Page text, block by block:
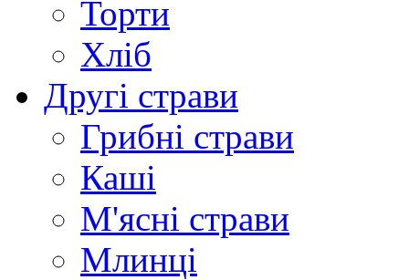
Торти
Хліб
Другі страви
Грибні страви
Каші
М'ясні страви
Млинці